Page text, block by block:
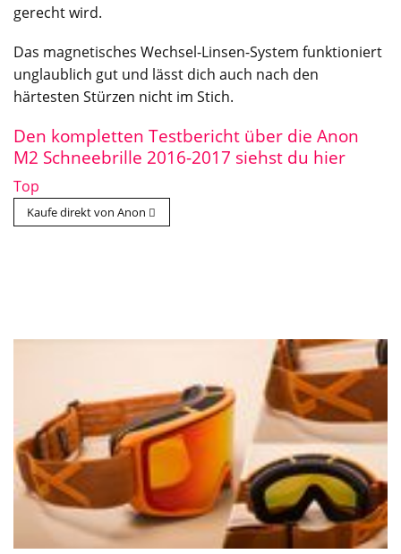
gerecht wird.
Das magnetisches Wechsel-Linsen-System funktioniert
unglaublich gut und lässt dich auch nach den
härtesten Stürzen nicht im Stich.
Den kompletten Testbericht über die Anon
M2 Schneebrille 2016-2017 siehst du hier
Top
Kaufe direkt von Anon